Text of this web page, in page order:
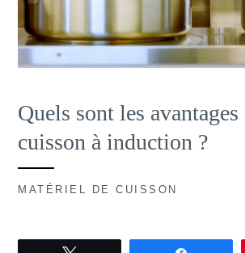
Quels sont les avantages
cuisson à induction ?
MATÉRIEL DE CUISSON